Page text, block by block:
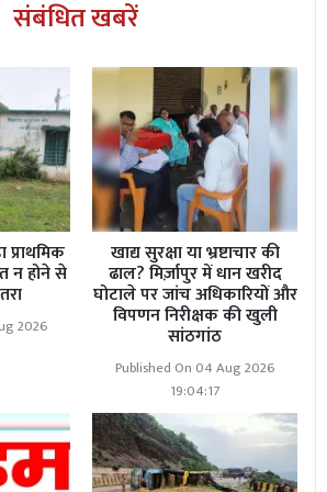
पंचायत सदस्य साजन कुमार की शिकायत
भी पड़री गोदाम पर कुर्सियां नहीं छोड़
दीपिका बरनवाल
संबंधित खबरें
प्राथमिक
न होने से
2026
खाद्य सुरक्षा या भ्रष्टाचार की
ढाल? मिर्ज़ापुर में धान खरीद
घोटाले पर जांच अधिकारियों और
विपणन निरीक्षक की खुली
सांठगांठ
Published On 04 Aug 2026
19:04:17